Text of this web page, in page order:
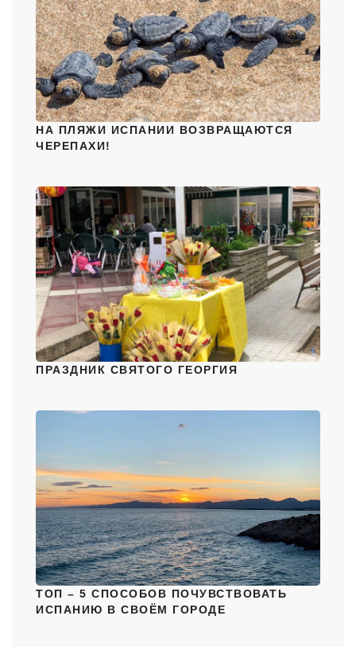
НА ПЛЯЖИ ИСПАНИИ ВОЗВРАЩАЮТСЯ
ЧЕРЕПАХИ!
ПРАЗДНИК СВЯТОГО ГЕОРГИЯ
ТОП – 5 СПОСОБОВ ПОЧУВСТВОВАТЬ
ИСПАНИЮ В СВОЁМ ГОРОДЕ